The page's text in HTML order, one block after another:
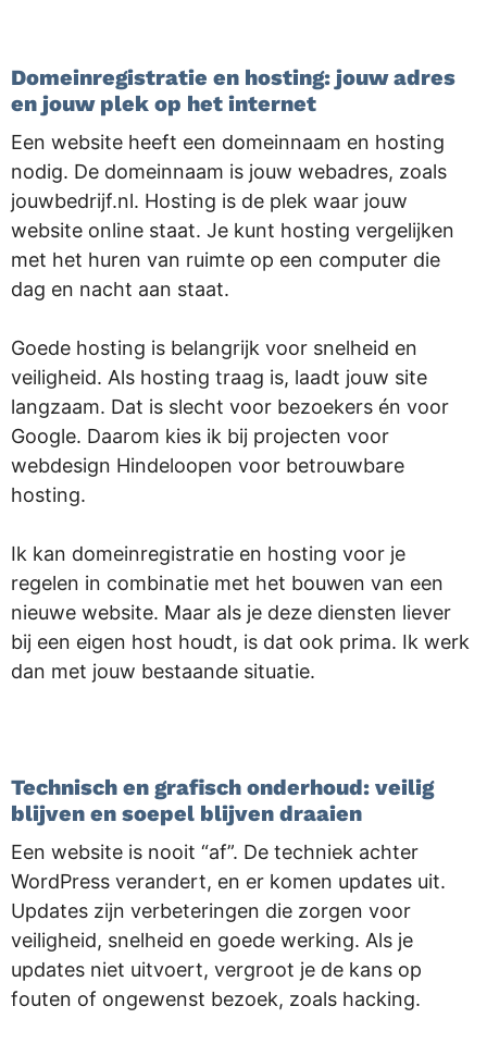
Domeinregistratie en hosting: jouw adres
en jouw plek op het internet
Een website heeft een domeinnaam en hosting
nodig. De domeinnaam is jouw webadres, zoals
jouwbedrijf.nl. Hosting is de plek waar jouw
website online staat. Je kunt hosting vergelijken
met het huren van ruimte op een computer die
dag en nacht aan staat.
Goede hosting is belangrijk voor snelheid en
veiligheid. Als hosting traag is, laadt jouw site
langzaam. Dat is slecht voor bezoekers én voor
Google. Daarom kies ik bij projecten voor
webdesign Hindeloopen voor betrouwbare
hosting.
Ik kan domeinregistratie en hosting voor je
regelen in combinatie met het bouwen van een
nieuwe website. Maar als je deze diensten liever
bij een eigen host houdt, is dat ook prima. Ik werk
dan met jouw bestaande situatie.
Technisch en grafisch onderhoud: veilig
blijven en soepel blijven draaien
Een website is nooit “af”. De techniek achter
WordPress verandert, en er komen updates uit.
Updates zijn verbeteringen die zorgen voor
veiligheid, snelheid en goede werking. Als je
updates niet uitvoert, vergroot je de kans op
fouten of ongewenst bezoek, zoals hacking.